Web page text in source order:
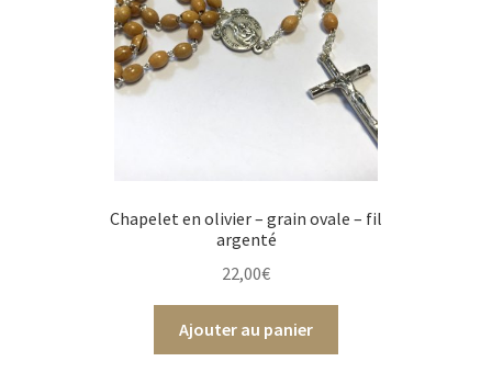
Chapelet en olivier – grain ovale – fil
argenté
22,00€
Ajouter au panier